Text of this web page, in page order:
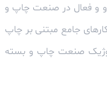
و فعال در صنعت چاپ و
جامع مبتنی بر چاپ
صنعت چاپ و بسته